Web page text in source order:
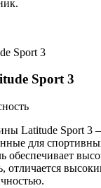
Sport 3
Latitude Sport 3
для
обеспечивает
отличается